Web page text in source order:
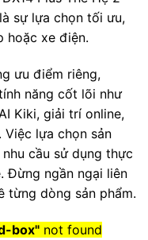
sự lựa chọn tối ưu,
hoặc xe điện.
ưu điểm riêng,
năng cốt lõi như
Kiki, giải trí online,
lựa chọn sản
cầu sử dụng thực
Đừng ngần ngại liên
từng dòng sản phẩm.
box" not found